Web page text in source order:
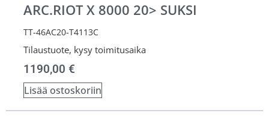
ARC.RIOT X 8000 20> SUKSI
TT-46AC20-T4113C
Tilaustuote, kysy toimitusaika
1190,00 €
Lisää ostoskoriin